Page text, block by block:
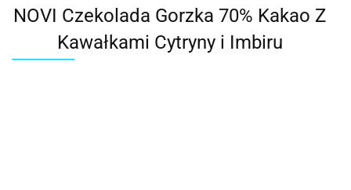
NOVI Czekolada Gorzka 70% Kakao Z
Kawałkami Cytryny i Imbiru